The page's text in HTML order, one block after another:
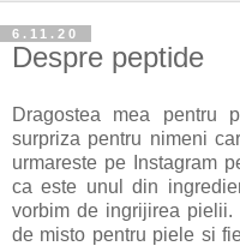
6.11.20
Despre peptide
Dragostea mea
surpriza pentru nimeni
urmareste pe Instagram
ca este unul din
vorbim de ingrijirea pielii.
de misto pentru piele si